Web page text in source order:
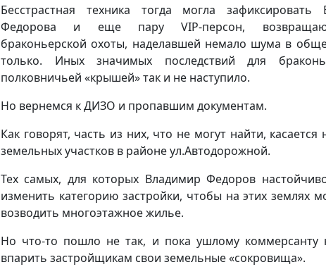
Бесстрастная техника тогда могла зафиксировать
Федорова и еще пару VIP-персон,
браконьерской охоты, наделавшей немало шума в
только. Иных значимых последствий для
полковничьей «крышей» так и не наступило.
Но вернемся к ДИЗО и пропавшим документам.
Как говорят, часть из них, что не могут найти, касается
земельных участков в районе ул.Автодорожной.
Тех самых, для которых Владимир Федоров
изменить категорию застройки, чтобы на этих землях
возводить многоэтажное жилье.
Но что-то пошло не так, и пока ушлому коммерсанту
впарить застройщикам свои земельные «сокровища».